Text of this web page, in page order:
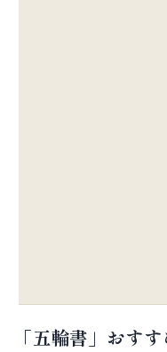
「五輪書」おす